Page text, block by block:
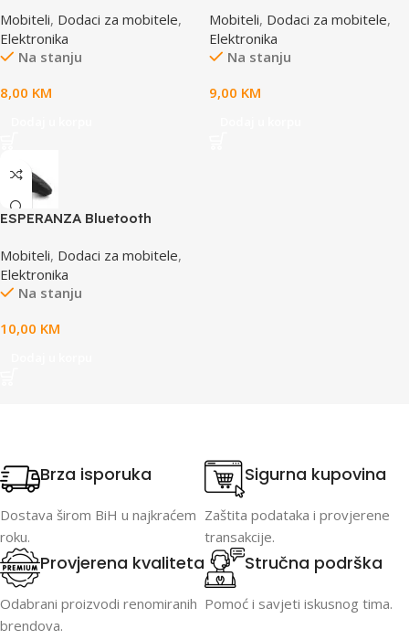
CHAV-01, montiranje na
ventilacioni otvor u autu
Mobiteli, Dodaci za mobitele,
Elektronika
Na stanju
8,00 KM
mobilne telefone i tablete
Mobiteli, Dodaci za mobitele,
Elektronika
Na stanju
9,00 KM
ESPERANZA Bluetooth
Android/IOS, 3D, VR, EMV101
Mobiteli, Dodaci za mobitele,
Elektronika
Na stanju
10,00 KM
Brza isporuka
Dostava širom BiH u najkraćem
roku.
Sigurna kupovina
Zaštita podataka i provjerene
transakcije.
Provjerena kvaliteta
Odabrani proizvodi renomiranih
brendova.
Stručna podrška
Pomoć i savjeti iskusnog tima.